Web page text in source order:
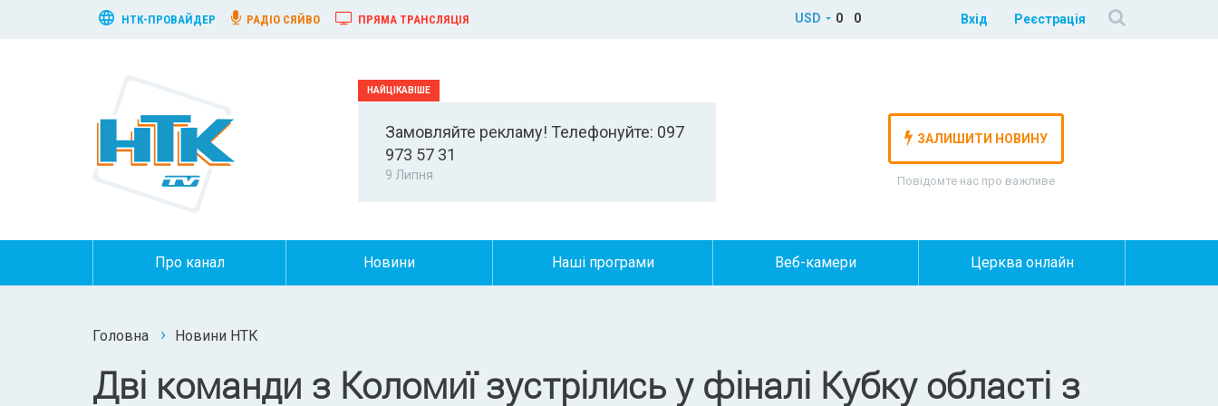
НТК-ПРОВАЙДЕР РАДІО СЯЙВО ПРЯМА ТРАНСЛЯЦІЯ USD 0 0 Вхід Реєстрація
Замовляйте рекламу! Телефонуйте: 097
973 57 31
9 Липня
ЗАЛИШИТИ НОВИНУ
Повідомте нас про важливе
Про канал Новини Наші програми Веб-камери Церква онлайн
Головна Новини НТК
Дві команди з Коломиї зустрілись у фіналі Кубку області з